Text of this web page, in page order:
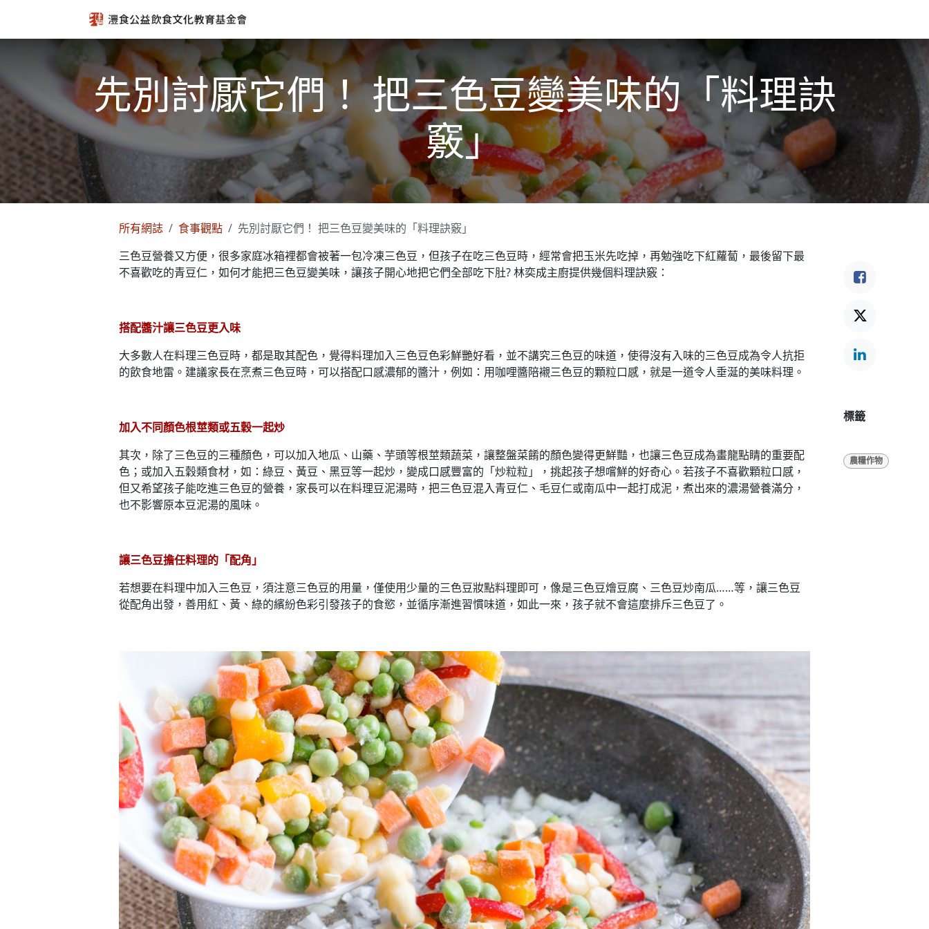
先別討厭它們！ 把三色豆變美味的「料理訣
竅」
所有網誌 食事觀點
先別討厭它們！ 把三色豆變美味的「料理訣竅」
三色豆營養又方便，很多家庭冰箱裡都會被著一包冷凍三色豆，但孩子在吃三色豆時，經常會把玉米先吃掉，再勉強吃下紅蘿蔔，最後留下最
不喜歡吃的青豆仁，如何才能把三色豆變美味，讓孩子開心地把它們全部吃下肚? 林奕成主廚提供幾個料理訣竅：
搭配醬汁讓三色豆更入味
大多數人在料理三色豆時，都是取其配色，覺得料理加入三色豆色彩鮮艷好看，並不講究三色豆的味道，使得沒有入味的三色豆成為令人抗拒
的飲食地雷。建議家長在烹煮三色豆時，可以搭配口感濃郁的醬汁，例如：用咖哩醬陪襯三色豆的顆粒口感，就是一道令人垂涎的美味料理。
加入不同顏色根莖類或五穀一起炒
其次，除了三色豆的三種顏色，可以加入地瓜、山藥、芋頭等根莖類蔬菜，讓整盤菜餚的顏色變得更鮮豔，也讓三色豆成為畫龍點睛的重要配
色；或加入五穀類食材，如：綠豆、黃豆、黑豆等一起炒，變成口感豐富的「炒粒粒」，挑起孩子想嚐鮮的好奇心。若孩子不喜歡顆粒口感，
但又希望孩子能吃進三色豆的營養，家長可以在料理豆泥湯時，把三色豆混入青豆仁、毛豆仁或南瓜中一起打成泥，煮出來的濃湯營養滿分，
也不影響原本豆泥湯的風味。
讓三色豆擔任料理的「配角」
若想要在料理中加入三色豆，須注意三色豆的用量，僅使用少量的三色豆妝點料理即可，像是三色豆燴豆腐、三色豆炒南瓜……等，讓三色豆
從配角出發，善用紅、黃、綠的繽紛色彩引發孩子的食慾，並循序漸進習慣味道，如此一來，孩子就不會這麼排斥三色豆了。
標籤
農糧作物